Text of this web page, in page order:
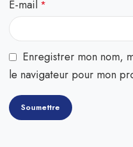
E-mail *
Enregistrer mon nom,
le navigateur pour mon